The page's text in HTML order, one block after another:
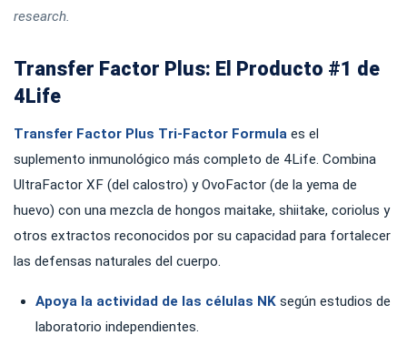
research.
Transfer Factor Plus: El Producto #1 de
4Life
Transfer Factor Plus Tri-Factor Formula es el
suplemento inmunológico más completo de 4Life. Combina
UltraFactor XF (del calostro) y OvoFactor (de la yema de
huevo) con una mezcla de hongos maitake, shiitake, coriolus y
otros extractos reconocidos por su capacidad para fortalecer
las defensas naturales del cuerpo.
Apoya la actividad de las células NK según estudios de
laboratorio independientes.